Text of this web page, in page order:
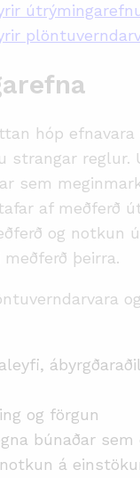
hóp efnavara
strangar reglur.
sem
af meðferð
og notkun
þeirra.
og förgun
búnaðar
á